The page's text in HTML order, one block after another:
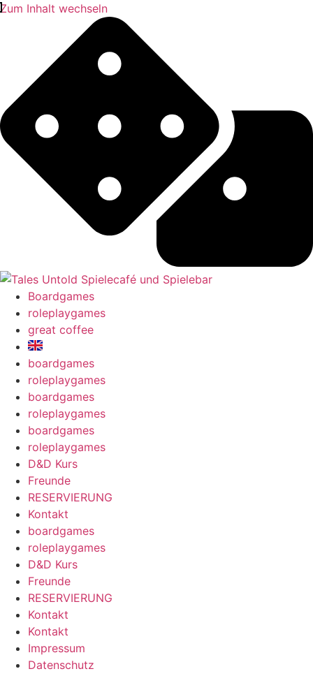
Zum Inhalt wechseln
Boardgames
roleplaygames
great coffee
boardgames
roleplaygames
boardgames
roleplaygames
boardgames
roleplaygames
D&D Kurs
Freunde
RESERVIERUNG
Kontakt
boardgames
roleplaygames
D&D Kurs
Freunde
RESERVIERUNG
Kontakt
Kontakt
Impressum
Datenschutz